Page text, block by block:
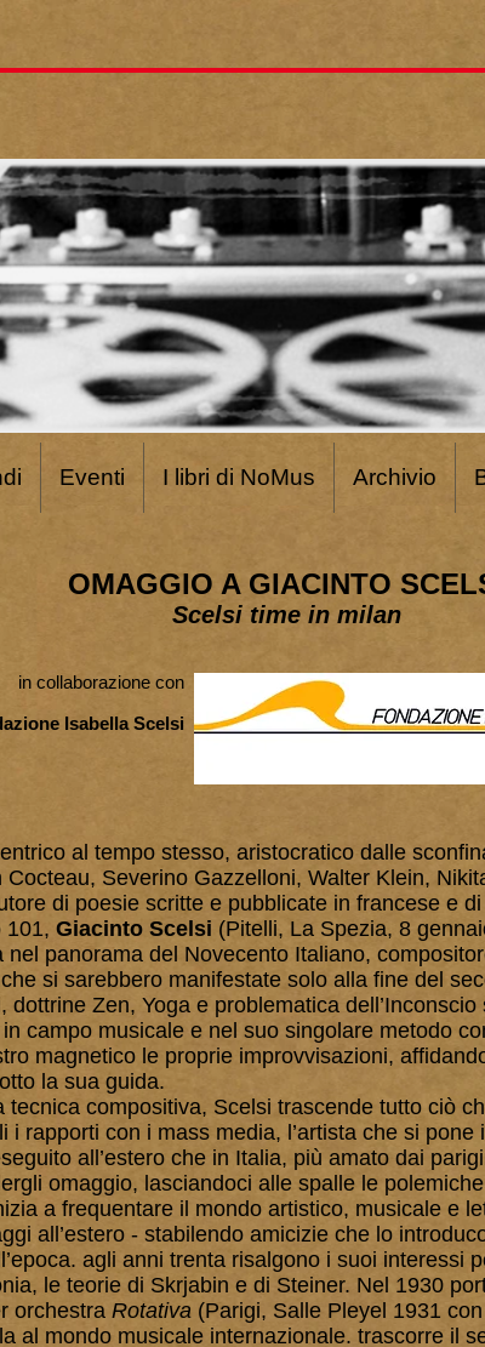
Eventi I libri di NoMus Archivio
OMAGGIO A GIACINTO
Scelsi time in milan
in collaborazione con
Isabella Scelsi
al tempo stesso, aristocratico dalle
Cocteau, Severino Gazzelloni, Walter Klein,
di poesie scritte e pubblicate in francese e
101, Giacinto Scelsi (Pitelli, La Spezia, 8
nel panorama del Novecento Italiano,
si sarebbero manifestate solo alla fine del
dottrine Zen, Yoga e problematica
campo musicale e nel suo singolare metodo
magnetico le proprie improvvisazioni,
la sua guida.
tecnica compositiva, Scelsi trascende tutto ciò
i rapporti con i mass media, l’artista che si
all’estero che in Italia, più amato dai
omaggio, lasciandoci alle spalle le
a frequentare il mondo artistico, musicale e
all’estero - stabilendo amicizie che lo
agli anni trenta risalgono i suoi interessi
le teorie di Skrjabin e di Steiner. Nel 1930
orchestra Rotativa (Parigi, Salle Pleyel 1931
al mondo musicale internazionale. trascorre il